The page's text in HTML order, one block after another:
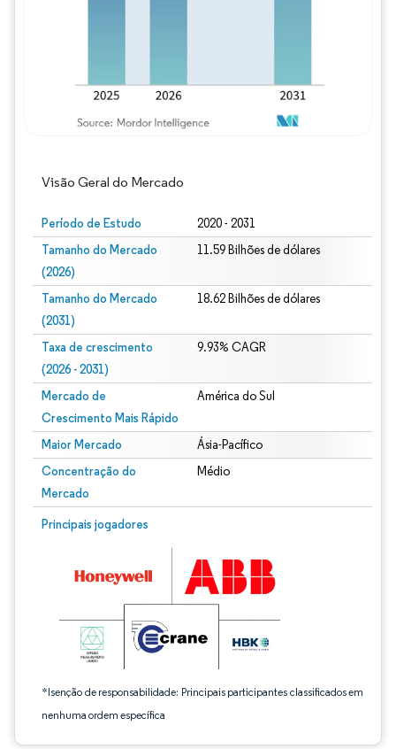
Visão Geral do Mercado
Período de Estudo 2020 - 2031
Tamanho do Mercado
(2026)
11.59 Bilhões de dólares
Tamanho do Mercado
(2031)
18.62 Bilhões de dólares
Taxa de crescimento
(2026 - 2031)
9.93% CAGR
Mercado de
Crescimento Mais Rápido
América do Sul
Maior Mercado Ásia-Pacífico
Concentração do
Mercado
Médio
Principais jogadores
*Isenção de responsabilidade: Principais participantes classificados em
nenhuma ordem específica
Imagem © Mordor Intelligence. O reuso requer atribuição conforme CC BY 4.0.